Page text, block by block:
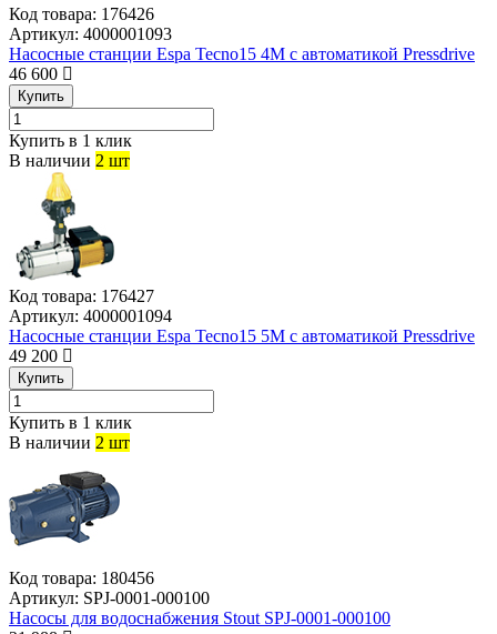
Код товара: 176426
Артикул: 4000001093
Насосные станции Espa Tecno15 4M с автоматикой Pressdrive
46 600
Купить
Купить в 1 клик
В наличии 2 шт
Код товара: 176427
Артикул: 4000001094
Насосные станции Espa Tecno15 5M с автоматикой Pressdrive
49 200
Купить
Купить в 1 клик
В наличии 2 шт
Код товара: 180456
Артикул: SPJ-0001-000100
Насосы для водоснабжения Stout SPJ-0001-000100